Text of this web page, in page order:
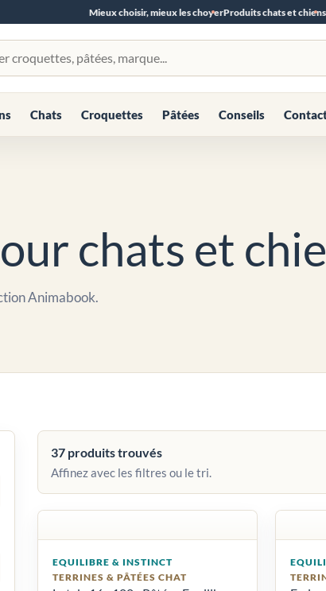
Mieux choisir, mieux les choyerProduits chats et chiens
un produit
Chats Croquettes Pâtées Conseils
chats et
Animabook.
37 produits trouvés
Affinez avec les filtres ou le tri.
EQUILIBRE & INSTINCT
TERRINES & PÂTÉES CHAT